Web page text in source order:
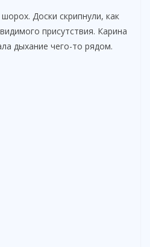
Доски скрипнули, как
присутствия. Карина
дыхание чего-то рядом.